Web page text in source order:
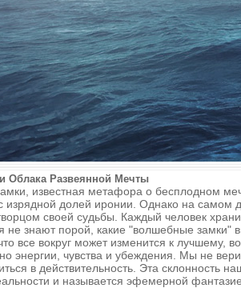
Облака Развеянной Мечты
известная метафора о бесплодном
изрядной долей иронии. Однако на самом
своей судьбы. Каждый человек
не знают порой, какие "волшебные замки"
все вокруг может изменится к
энергии, чувства и убеждения. Мы не
в действительность. Эта склонность
и называется эфемерной